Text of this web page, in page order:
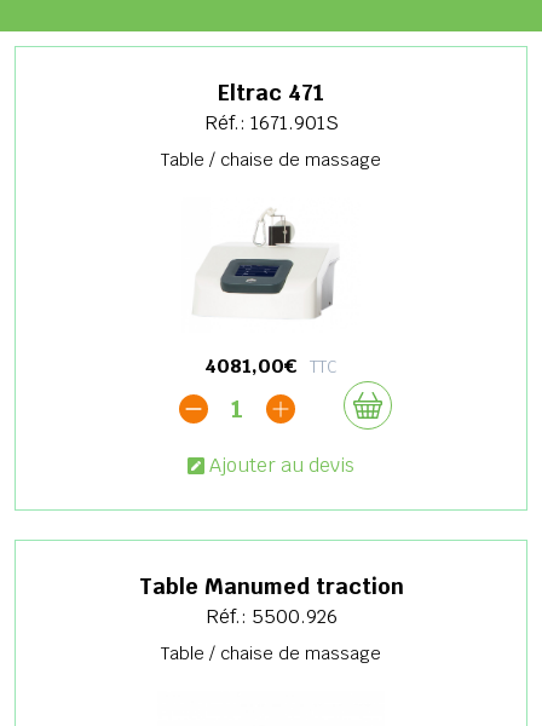
Eltrac 471
Réf.: 1671.901S
Table / chaise de massage
4081,00€ TTC
1
Ajouter au devis
Table Manumed traction
Réf.: 5500.926
Table / chaise de massage